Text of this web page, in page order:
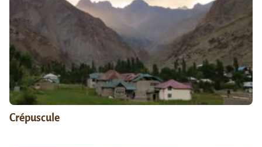
Crépuscule